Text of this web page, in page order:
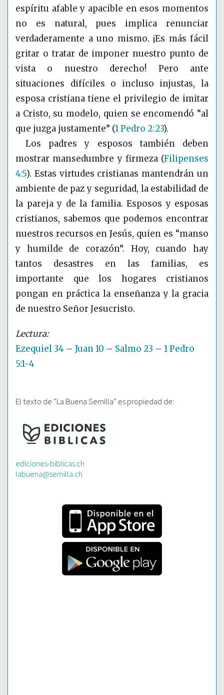
espíritu afable y apacible en esos momentos
no es natural, pues implica renunciar
verdaderamente a uno mismo. ¡Es más fácil
gritar o tratar de imponer nuestro punto de
vista o nuestro derecho! Pero ante
situaciones difíciles o incluso injustas, la
esposa cristiana tiene el privilegio de imitar
a Cristo, su modelo, quien se encomendó “al
que juzga justamente” (1 Pedro 2:23).
Los padres y esposos también deben
mostrar mansedumbre y firmeza (Filipenses
4:5). Estas virtudes cristianas mantendrán un
ambiente de paz y seguridad, la estabilidad de
la pareja y de la familia. Esposos y esposas
cristianos, sabemos que podemos encontrar
nuestros recursos en Jesús, quien es “manso
y humilde de corazón”. Hoy, cuando hay
tantos desastres en las familias, es
importante que los hogares cristianos
pongan en práctica la enseñanza y la gracia
de nuestro Señor Jesucristo.
Ezequiel 34 – Juan 10 – Salmo 23 – 1 Pedro
5:1-4
El texto de “La Buena Semilla” es propiedad de:
ediciones-biblicas.ch
labuena@semilla.ch